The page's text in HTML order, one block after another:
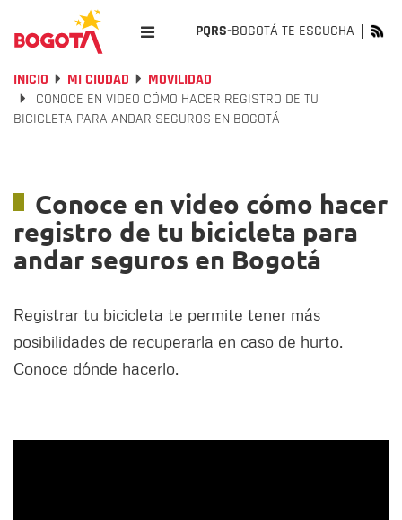
PQRS-BOGOTÁ TE ESCUCHA
INICIO MI CIUDAD
MOVILIDAD
CONOCE EN VIDEO CÓMO HACER REGISTRO DE TU
BICICLETA PARA ANDAR SEGUROS EN BOGOTÁ
Conoce en video cómo hacer
registro de tu bicicleta para
andar seguros en Bogotá
Registrar tu bicicleta te permite tener más
posibilidades de recuperarla en caso de hurto.
Conoce dónde hacerlo.